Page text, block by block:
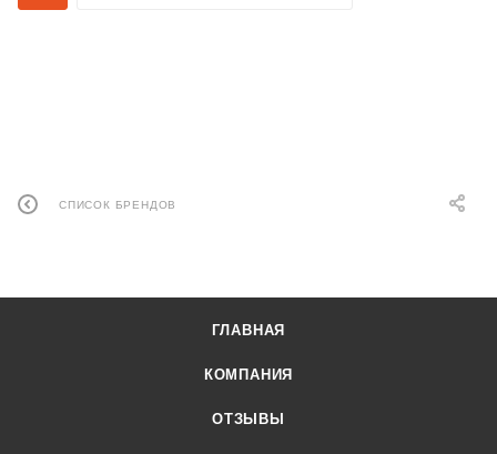
СПИСОК БРЕНДОВ
ГЛАВНАЯ
КОМПАНИЯ
ОТЗЫВЫ